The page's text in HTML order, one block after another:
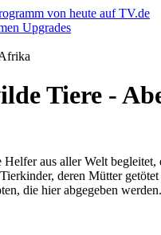
Upgrades
Tiere -
aus aller Welt
deren Mütter
die hier abgegeben werden.